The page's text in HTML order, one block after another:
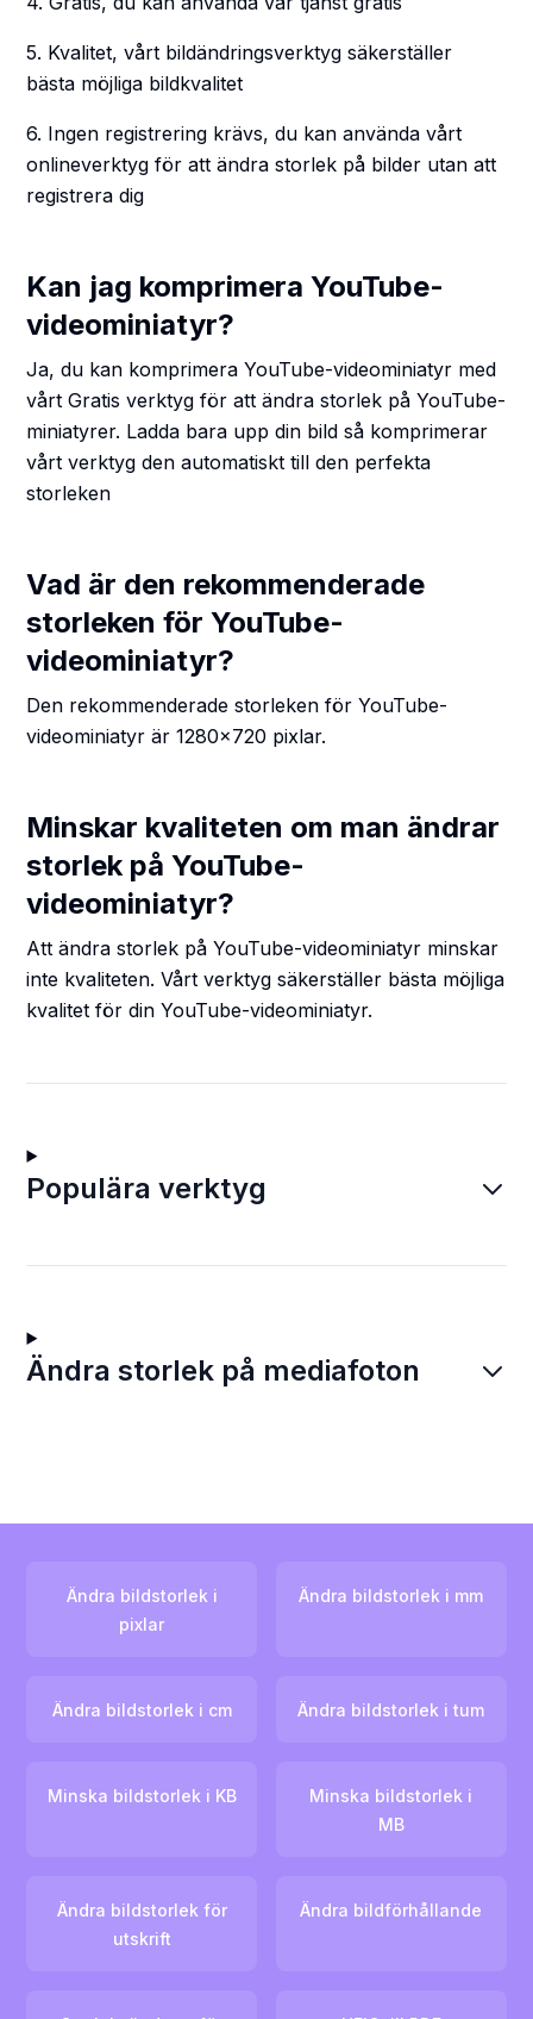
5. Kvalitet, vårt bildändringsverktyg säkerställer
bästa möjliga bildkvalitet
6. Ingen registrering krävs, du kan använda vårt
onlineverktyg för att ändra storlek på bilder utan att
registrera dig
Kan jag komprimera YouTube-
videominiatyr?
Ja, du kan komprimera YouTube-videominiatyr med
vårt Gratis verktyg för att ändra storlek på YouTube-
miniatyrer. Ladda bara upp din bild så komprimerar
vårt verktyg den automatiskt till den perfekta
storleken
Vad är den rekommenderade
storleken för YouTube-
videominiatyr?
Den rekommenderade storleken för YouTube-
videominiatyr är 1280x720 pixlar.
Minskar kvaliteten om man ändrar
storlek på YouTube-
videominiatyr?
Att ändra storlek på YouTube-videominiatyr minskar
inte kvaliteten. Vårt verktyg säkerställer bästa möjliga
kvalitet för din YouTube-videominiatyr.
Populära verktyg
Ändra storlek på mediafoton
Ändra bildstorlek i
pixlar
Ändra bildstorlek i mm
Ändra bildstorlek i cm Ändra bildstorlek i tum
Minska bildstorlek i KB
Minska bildstorlek i
MB
Ändra bildstorlek för
utskrift
Ändra bildförhållande